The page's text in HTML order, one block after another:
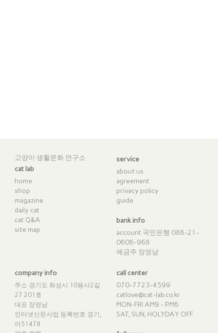
고양이 생활문화 연구소
cat lab
home
shop
magazine
daily cat
cat Q&A
site map
service
about us
agreement
privacy policy
guide
bank info
account 국민은행 086-21-
0606-968
예금주 장영남
company info
주소 경기도 화성시 10용사2길
27 201호
대표 장영남
인터넷신문사업 등록번호 경기,
아51478
call center
070-7723-4599
catlove@cat-lab.co.kr
MON-FRI AM9 - PM6
SAT, SUN, HOLYDAY OFF